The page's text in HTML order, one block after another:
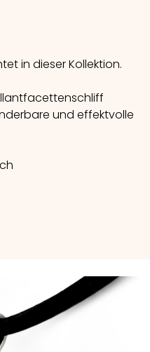
in dieser Kollektion.
und effektvolle